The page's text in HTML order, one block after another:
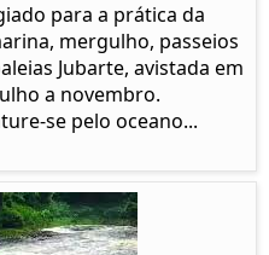
para a prática da
mergulho, passeios
Jubarte, avistada em
a novembro.
se pelo oceano...